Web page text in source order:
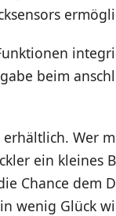
beim
erhältlich. Wer
ein kleines
Chance dem
wenig Glück